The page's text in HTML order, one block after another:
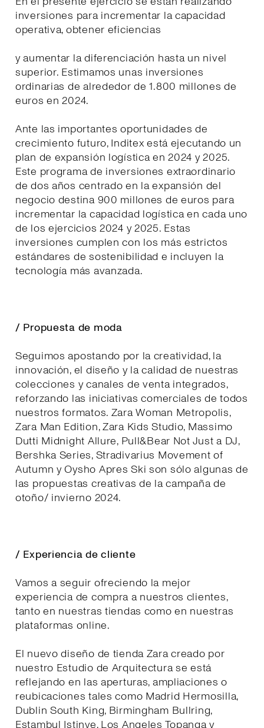
inversiones para incrementar la capacidad
operativa, obtener eficiencias
y aumentar la diferenciación hasta un nivel
superior. Estimamos unas inversiones
ordinarias de alrededor de 1.800 millones de
euros en 2024.
Ante las importantes oportunidades de
crecimiento futuro, Inditex está ejecutando un
plan de expansión logística en 2024 y 2025.
Este programa de inversiones extraordinario
de dos años centrado en la expansión del
negocio destina 900 millones de euros para
incrementar la capacidad logística en cada uno
de los ejercicios 2024 y 2025. Estas
inversiones cumplen con los más estrictos
estándares de sostenibilidad e incluyen la
tecnología más avanzada.
/ Propuesta de moda
Seguimos apostando por la creatividad, la
innovación, el diseño y la calidad de nuestras
colecciones y canales de venta integrados,
reforzando las iniciativas comerciales de todos
nuestros formatos. Zara Woman Metropolis,
Zara Man Edition, Zara Kids Studio, Massimo
Dutti Midnight Allure, Pull&Bear Not Just a DJ,
Bershka Series, Stradivarius Movement of
Autumn y Oysho Apres Ski son sólo algunas de
las propuestas creativas de la campaña de
otoño/ invierno 2024.
/ Experiencia de cliente
Vamos a seguir ofreciendo la mejor
experiencia de compra a nuestros clientes,
tanto en nuestras tiendas como en nuestras
plataformas online.
El nuevo diseño de tienda Zara creado por
nuestro Estudio de Arquitectura se está
reflejando en las aperturas, ampliaciones o
reubicaciones tales como Madrid Hermosilla,
Dublin South King, Birmingham Bullring,
Estambul Istinye, Los Angeles Topanga y